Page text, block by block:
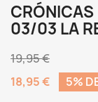
CRÓNICAS
03/03 LA
19,95 €
18,95 €
5%